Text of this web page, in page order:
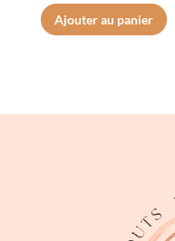
Ajouter au panier